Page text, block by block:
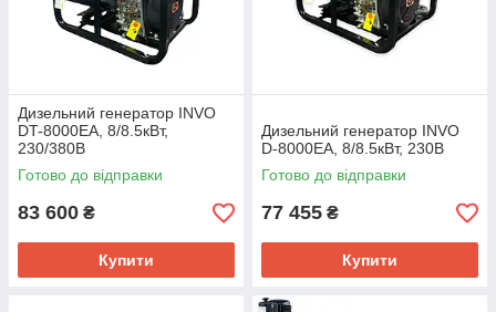
Дизельний генератор INVO
DT-8000EA, 8/8.5кВт,
230/380В
Готово до відправки
83 600 ₴
Купити
Дизельний генератор INVO
D-8000EA, 8/8.5кВт, 230В
Готово до відправки
77 455 ₴
Купити